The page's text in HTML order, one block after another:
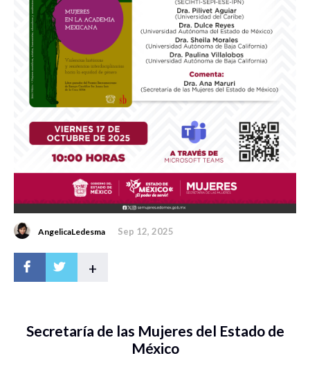
AngelicaLedesma Sep 12, 2025
+
Secretaría de las Mujeres del Estado de
México